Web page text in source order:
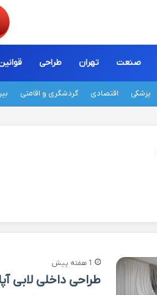
صنعت تهران طراحی
پزشکی اقتصادی گردشگری و اقامتی
1 هفته پیش
طراحی داخلی لابی